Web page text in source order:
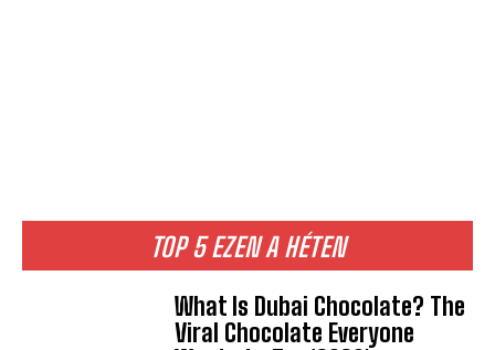
TOP 5 EZEN A HÉTEN
What Is Dubai Chocolate? The
Viral Chocolate Everyone